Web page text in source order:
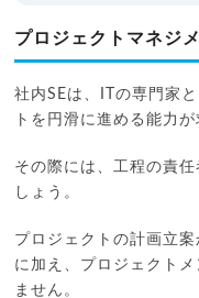
プロジェクトマネジ
社内SEは、ITの専門家
トを円滑に進める能力
その際には、工程の責
しょう。
プロジェクトの計画立
に加え、プロジェクト
ません。